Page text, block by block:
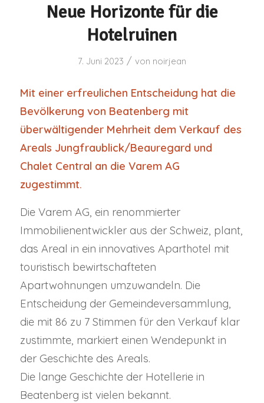
Neue Horizonte für die
Hotelruinen
7. Juni 2023 / von noirjean
Mit einer erfreulichen Entscheidung hat die
Bevölkerung von Beatenberg mit
überwältigender Mehrheit dem Verkauf des
Areals Jungfraublick/Beauregard und
Chalet Central an die Varem AG
zugestimmt.
Die Varem AG, ein renommierter
Immobilienentwickler aus der Schweiz, plant,
das Areal in ein innovatives Aparthotel mit
touristisch bewirtschafteten
Apartwohnungen umzuwandeln. Die
Entscheidung der Gemeindeversammlung,
die mit 86 zu 7 Stimmen für den Verkauf klar
zustimmte, markiert einen Wendepunkt in
der Geschichte des Areals.
Die lange Geschichte der Hotellerie in
Beatenberg ist vielen bekannt.